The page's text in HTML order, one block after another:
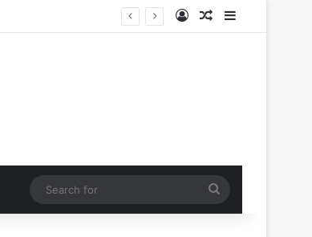
Log InRandom Article
Sidebar
for